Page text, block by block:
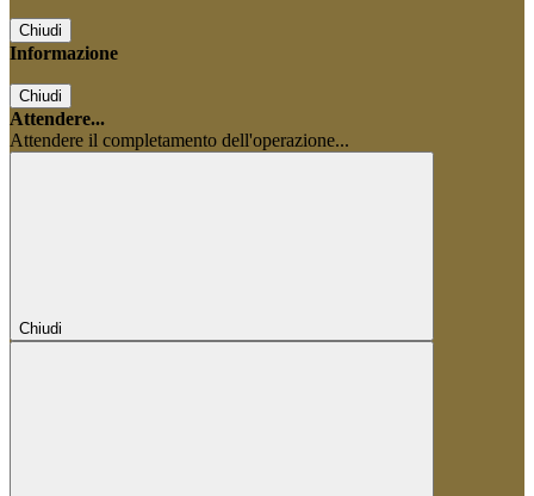
Chiudi
Informazione
Chiudi
Attendere...
Attendere il completamento dell'operazione...
Chiudi